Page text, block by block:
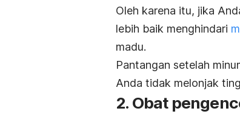
Oleh karena itu, jika
lebih baik menghindari
madu.
Pantangan setelah
Anda tidak melonjak
2. Obat